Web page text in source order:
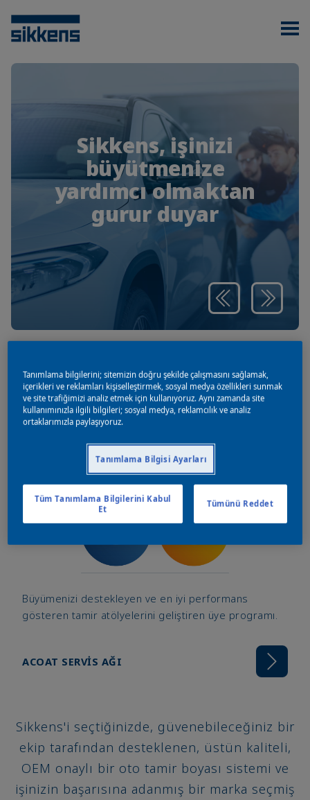
Sikkens, işinizi
büyütmenize
yardımcı olmaktan
gurur duyar
Hizmetlerimizi keşfedin
Büyümenizi destekleyen ve en iyi performans
gösteren tamir atölyelerini geliştiren üye programı.
ACOAT SERVIS AĞI
Sikkens'i seçtiğinizde, güvenebileceğiniz bir
ekip tarafından desteklenen, üstün kaliteli,
OEM onaylı bir oto tamir boyası sistemi ve
işinizin başarısına adanmış bir marka seçmiş
Tanımlama bilgilerini; sitemizin doğru şekilde çalışmasını sağlamak,
içerikleri ve reklamları kişiselleştirmek, sosyal medya özellikleri sunmak
ve site trafiğimizi analiz etmek için kullanıyoruz. Aynı zamanda site
kullanımınızla ilgili bilgileri; sosyal medya, reklamcılık ve analiz
ortaklarımızla paylaşıyoruz.
Tanımlama Bilgisi Ayarları
Tümünü Reddet
Tüm Tanımlama Bilgilerini Kabul
Et